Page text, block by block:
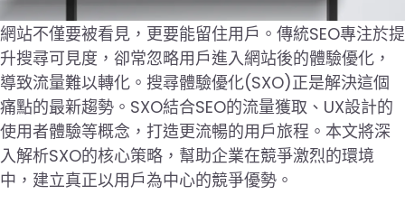
網站不僅要被看見，更要能留住用戶。傳統SEO專注於提
升搜尋可見度，卻常忽略用戶進入網站後的體驗優化，
導致流量難以轉化。搜尋體驗優化(SXO)正是解決這個
痛點的最新趨勢。SXO結合SEO的流量獲取、UX設計的
使用者體驗等概念，打造更流暢的用戶旅程。本文將深
入解析SXO的核心策略，幫助企業在競爭激烈的環境
中，建立真正以用戶為中心的競爭優勢。